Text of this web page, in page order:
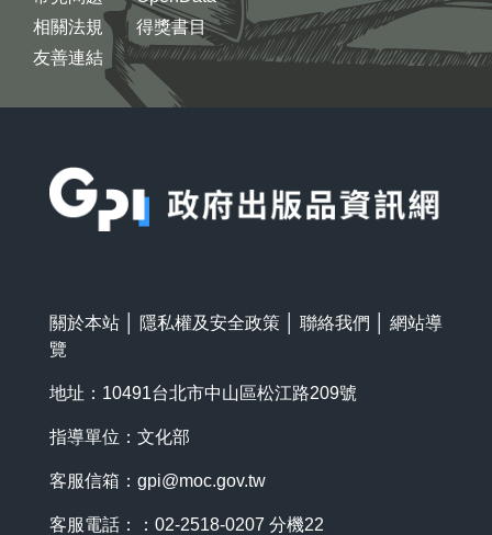
相關法規
友善連結
得獎書目
關於本站 隱私權及安全政策 聯絡我們
網站導
覽
地址：10491台北市中山區松江路209號
指導單位：文化部
客服信箱： gpi@moc.gov.tw
客服電話：：02-2518-0207 分機22